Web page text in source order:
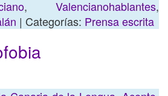
, Valencianohablantes,
| Categorías: Prensa escrita